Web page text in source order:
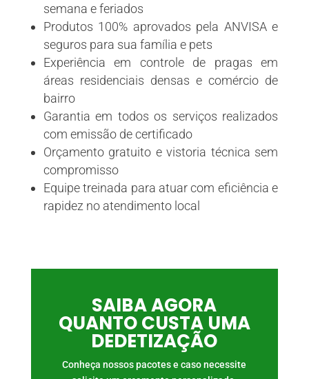
semana e feriados
Produtos 100% aprovados pela ANVISA e
seguros para sua família e pets
Experiência em controle de pragas em
áreas residenciais densas e comércio de
bairro
Garantia em todos os serviços realizados
com emissão de certificado
Orçamento gratuito e vistoria técnica sem
compromisso
Equipe treinada para atuar com eficiência e
rapidez no atendimento local
SAIBA AGORA
QUANTO CUSTA UMA
DEDETIZAÇÃO
Conheça nossos pacotes e caso necessite